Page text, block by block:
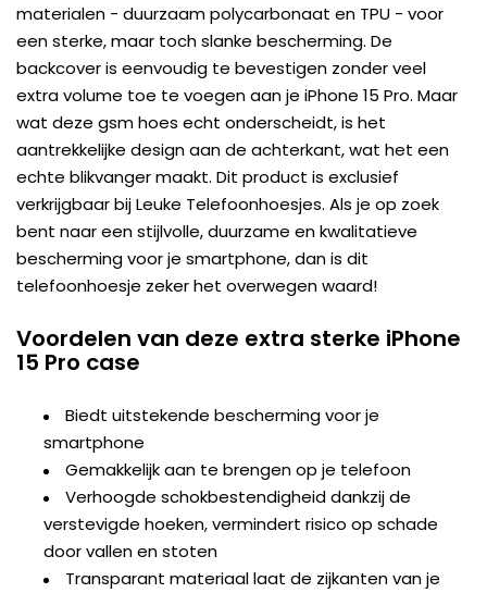
materialen - duurzaam polycarbonaat en TPU - voor
een sterke, maar toch slanke bescherming. De
backcover is eenvoudig te bevestigen zonder veel
extra volume toe te voegen aan je iPhone 15 Pro. Maar
wat deze gsm hoes echt onderscheidt, is het
aantrekkelijke design aan de achterkant, wat het een
echte blikvanger maakt. Dit product is exclusief
verkrijgbaar bij Leuke Telefoonhoesjes. Als je op zoek
bent naar een stijlvolle, duurzame en kwalitatieve
bescherming voor je smartphone, dan is dit
telefoonhoesje zeker het overwegen waard!
Voordelen van deze extra sterke iPhone
15 Pro case
Biedt uitstekende bescherming voor je
smartphone
Gemakkelijk aan te brengen op je telefoon
Verhoogde schokbestendigheid dankzij de
verstevigde hoeken, vermindert risico op schade
door vallen en stoten
Transparant materiaal laat de zijkanten van je